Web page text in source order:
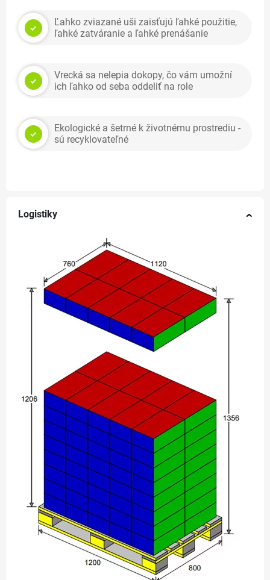
Ľahko zviazané uši zaisťujú ľahké použitie,
ľahké zatváranie a ľahké prenášanie
Vrecká sa nelepia dokopy, čo vám umožní
ich ľahko od seba oddeliť na role
Ekologické a šetrné k životnému prostrediu -
sú recyklovateľné
Logistiky